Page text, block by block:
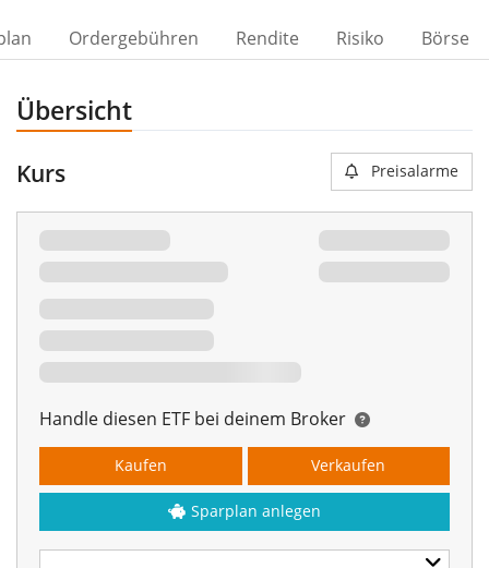
Ordergebühren Rendite Risiko Börse
Übersicht
Kurs Preisalarme
Handle diesen ETF bei deinem Broker
Kaufen Verkaufen
Sparplan anlegen